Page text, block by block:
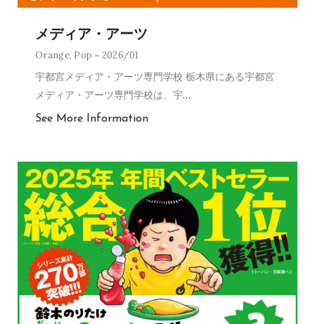
メディア・アーツ
Orange, Pop 2026/01
宇都宮メディア・アーツ専門学校 栃木県にある宇都宮
メディア・アーツ専門学校は、宇…
See More Information